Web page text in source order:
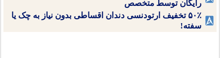
رایگان توسط متخصص
۵۰٪ تخفیف ارتودنسی دندان اقساطی بدون نیاز به چک یا
سفته!